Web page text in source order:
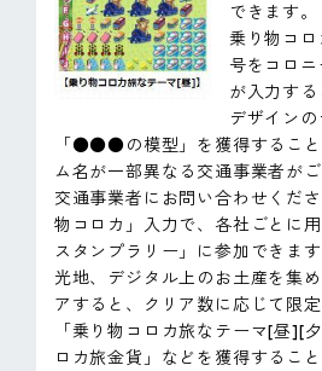
できます。
乗り物コ
号をコロ
が入力す
デザイン
「●●●の模型」を獲得するこ
ム名が一部異なる交通事業者が
交通事業者にお問い合わせくだ
物コロカ」入力で、各社ごとに
スタンプラリー」に参加できま
光地、デジタル上のお土産を集
アすると、クリア数に応じて限
「乗り物コロカ旅なテーマ[昼][
ロカ旅金貨」などを獲得すること